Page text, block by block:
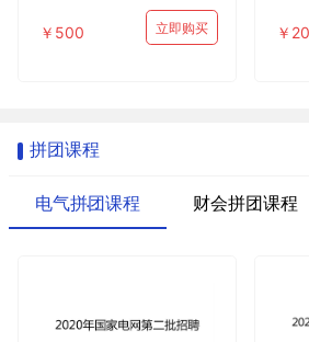
￥500
立即购买 ￥
拼团课程
电气拼团课程 财会拼团课程